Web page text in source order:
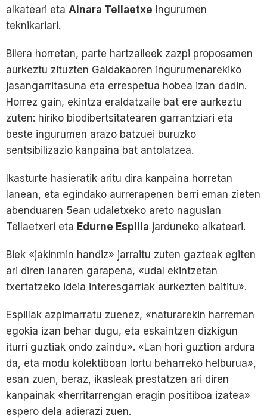
alkateari eta Ainara Tellaetxe Ingurumen
teknikariari.
Bilera horretan, parte hartzaileek zazpi proposamen
aurkeztu zituzten Galdakaoren ingurumenarekiko
jasangarritasuna eta errespetua hobea izan dadin.
Horrez gain, ekintza eraldatzaile bat ere aurkeztu
zuten: hiriko biodibertsitatearen garrantziari eta
beste ingurumen arazo batzuei buruzko
sentsibilizazio kanpaina bat antolatzea.
Ikasturte hasieratik aritu dira kanpaina horretan
lanean, eta egindako aurrerapenen berri eman zieten
abenduaren 5ean udaletxeko areto nagusian
Tellaetxeri eta Edurne Espilla jarduneko alkateari.
Biek «jakinmin handiz» jarraitu zuten gazteak egiten
ari diren lanaren garapena, «udal ekintzetan
txertatzeko ideia interesgarriak aurkezten baititu».
Espillak azpimarratu zuenez, «naturarekin harreman
egokia izan behar dugu, eta eskaintzen dizkigun
iturri guztiak ondo zaindu». «Lan hori guztion ardura
da, eta modu kolektiboan lortu beharreko helburua»,
esan zuen, beraz, ikasleak prestatzen ari diren
kanpainak «herritarrengan eragin positiboa izatea»
espero dela adierazi zuen.